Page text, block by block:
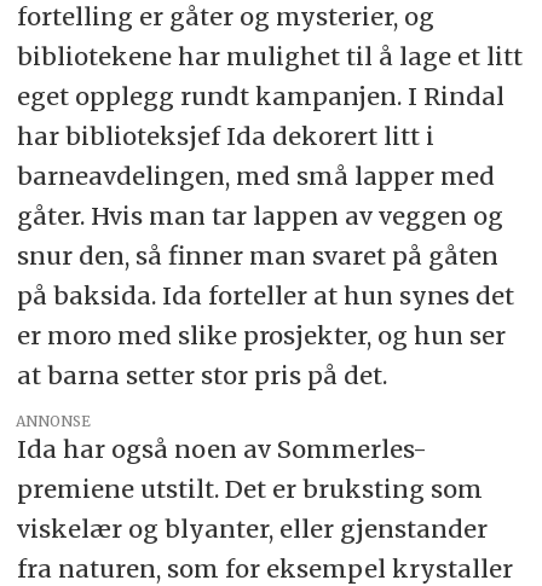
fortelling er gåter og mysterier, og
bibliotekene har mulighet til å lage et litt
eget opplegg rundt kampanjen. I Rindal
har biblioteksjef Ida dekorert litt i
barneavdelingen, med små lapper med
gåter. Hvis man tar lappen av veggen og
snur den, så finner man svaret på gåten
på baksida. Ida forteller at hun synes det
er moro med slike prosjekter, og hun ser
at barna setter stor pris på det.
ANNONSE
Ida har også noen av Sommerles-
premiene utstilt. Det er bruksting som
viskelær og blyanter, eller gjenstander
fra naturen, som for eksempel krystaller